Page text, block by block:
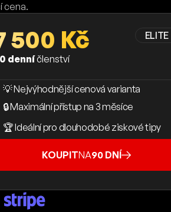
cena.
ELITE
500 Kč
denníčlenství
💡 Nejvýhodnější cenová varianta
🔒 Maximální přístup na 3 měsíce
🏆 Ideální pro dlouhodobé ziskové tipy
KOUPITNA90 DNÍ